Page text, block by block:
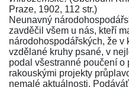
Praze, 1902, 112 str.)
Neunavný
zavděčil všem u nás, kteří
národohospodářských, že v
vzdělané kruhy psané, v
podal všestranné poučení o
rakouskými projekty
nemalé aktuálnosti.